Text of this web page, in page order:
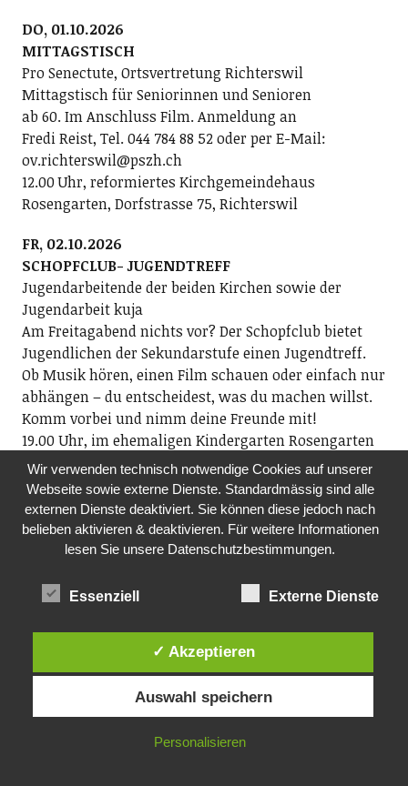
DO, 01.10.2026
MITTAGSTISCH
Pro Senectute, Ortsvertretung Richterswil
Mittagstisch für Seniorinnen und Senioren
ab 60. Im Anschluss Film. Anmeldung an
Fredi Reist, Tel. 044 784 88 52 oder per E-Mail:
ov.richterswil@pszh.ch
12.00 Uhr, reformiertes Kirchgemeindehaus
Rosengarten, Dorfstrasse 75, Richterswil
FR, 02.10.2026
SCHOPFCLUB- JUGENDTREFF
Jugendarbeitende der beiden Kirchen sowie der
Jugendarbeit kuja
Am Freitagabend nichts vor? Der Schopfclub bietet
Jugendlichen der Sekundarstufe einen Jugendtreff.
Ob Musik hören, einen Film schauen oder einfach nur
abhängen – du entscheidest, was du machen willst.
Komm vorbei und nimm deine Freunde mit!
19.00 Uhr, im ehemaligen Kindergarten Rosengarten
DO, 08.10.2026
TANZ-CAFÉ MIT LIVE-MUSIK
Pro Senectute Kanton Zürich, Ortsvertretung
Wädenswil und Au
Tanz-Café mit dem beliebten Alleinunterhalter Geri
eingeladen, zu Livemusik das Tanzbein zu
schwingen. Auch wenn Sie nur zuhören wollen, sind
Sie herzlich willkommen!
14.30-16.30 Uhr, Boccia Richterswil,
Alte Landstr. 70, Richterswil (oberhalb Tuwag-Areal
Wir verwenden technisch notwendige Cookies auf unserer
Webseite sowie externe Dienste. Standardmässig sind alle
externen Dienste deaktiviert. Sie können diese jedoch nach
belieben aktivieren & deaktivieren. Für weitere Informationen
lesen Sie unsere Datenschutzbestimmungen.
Essenziell Externe Dienste
✓ Akzeptieren
Auswahl speichern
Personalisieren